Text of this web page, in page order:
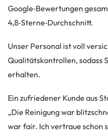
Google‑Bewertungen
4,8‑Sterne‑Durchschnitt.
Unser Personal ist voll
Qualitätskontrollen, sodass
erhalten.
Ein zufriedener Kunde aus
„Die Reinigung war
war fair. Ich vertraue schon